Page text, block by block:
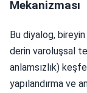
Mekanizması
Bu diyalog,
derin varoluşsal
anlamsızlık)
yapılandırma ve